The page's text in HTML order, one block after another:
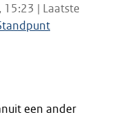
| Laatste
een ander